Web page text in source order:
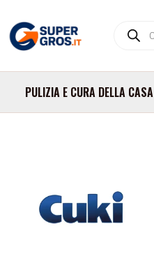
contenuto
search
PULIZIA E CURA DELLA CASA